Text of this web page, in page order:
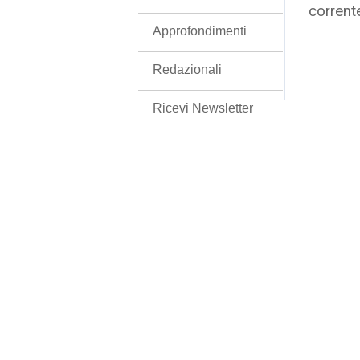
Approfondimenti
Redazionali
Ricevi Newsletter